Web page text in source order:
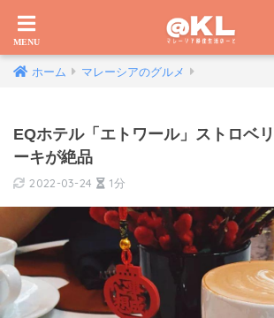
ホーム マレーシアのグルメ
EQホテル「エトワール」ストロベ
ーキが絶品
2022-03-24 1分